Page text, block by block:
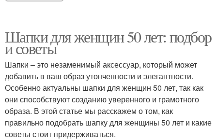
Шапки для женщин 50 лет: подбор
и советы
Шапки – это незаменимый аксессуар, который может
добавить в ваш образ утонченности и элегантности.
Особенно актуальны шапки для женщин 50 лет, так как
они способствуют созданию уверенного и грамотного
образа. В этой статье мы расскажем о том, как
правильно подобрать шапку для женщины 50 лет и какие
советы стоит придерживаться.